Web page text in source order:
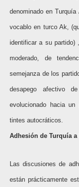
denominado en
vocablo en turco Ak,
identificar a su partido)
moderado, de
semejanza de los
desapego afectivo
evolucionado hacia un
tintes autocráticos.
Adhesión de Turquía a
Las discusiones de
están prácticamente